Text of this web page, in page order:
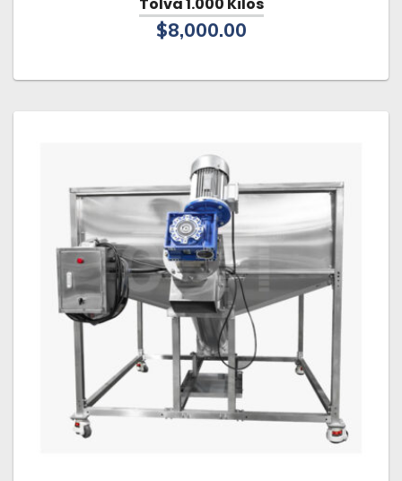
Tolva 1.000 Kilos
$8,000.00